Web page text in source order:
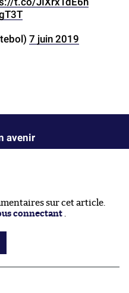
7 juin 2019
avenir
sur cet article.
connectant